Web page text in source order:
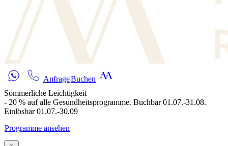
AnfrageBuchen
Sommerliche Leichtigkeit
- 20 % auf alle Gesundheitsprogramme. Buchbar 01.07.-31.08.
Einlösbar 01.07.-30.09
Programme ansehen